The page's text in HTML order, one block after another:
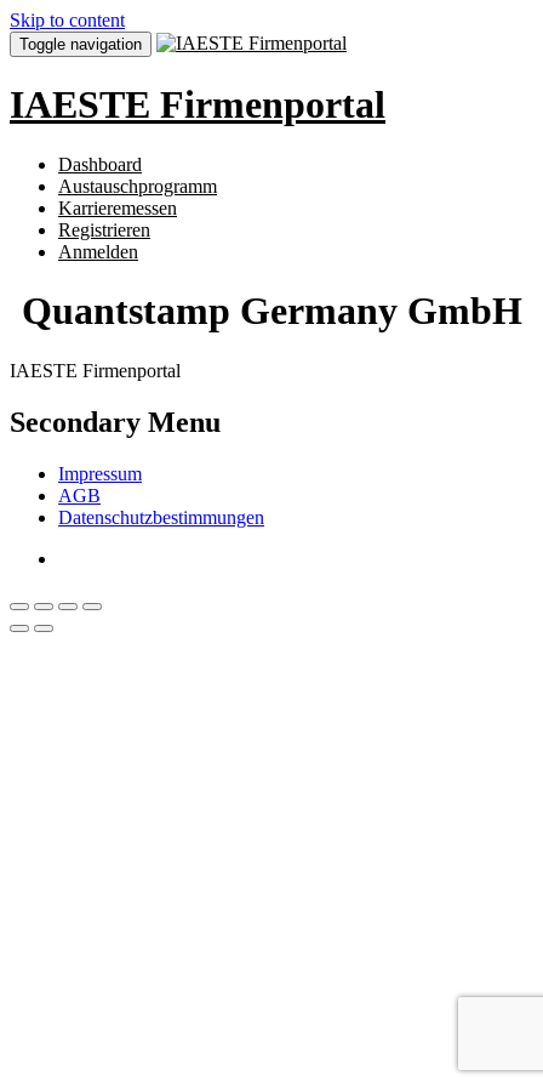
Skip to content
Toggle navigation
IAESTE Firmenportal
Dashboard
Austauschprogramm
Karrieremessen
Registrieren
Anmelden
Quantstamp Germany GmbH
IAESTE Firmenportal
Secondary Menu
Impressum
AGB
Datenschutzbestimmungen